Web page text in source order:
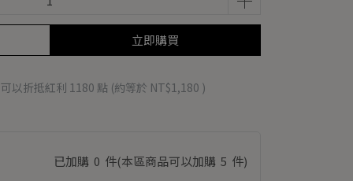
立即購買
以折抵紅利 1180 點 (約等於 NT$1,180 )
已加購 0 件(本區商品可以加購 5 件)